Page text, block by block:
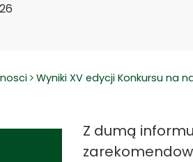
Wyniki XV edycji Konkursu na
Z dumą